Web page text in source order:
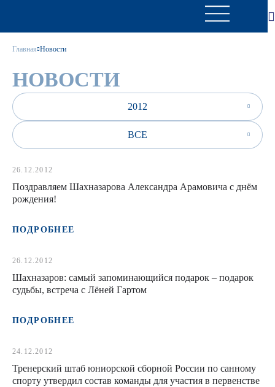
Главная Новости
НОВОСТИ
2012
ВСЕ
26.12.2012
Поздравляем Шахназарова Александра Арамовича с днём
рождения!
ПОДРОБНЕЕ
26.12.2012
Шахназаров: самый запоминающийся подарок – подарок
судьбы, встреча с Лёней Гартом
ПОДРОБНЕЕ
24.12.2012
Тренерский штаб юниорской сборной России по санному
спорту утвердил состав команды для участия в первенстве